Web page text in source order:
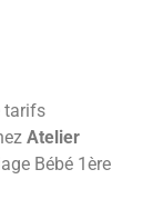
tarifs
Atelier
Bébé 1ère